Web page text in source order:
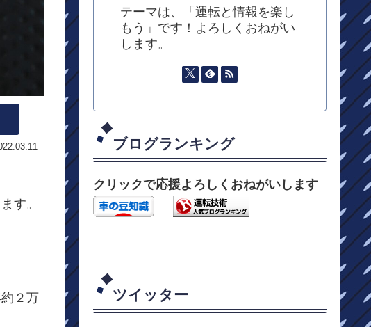
す。
２万
テーマは、「運転と情報を楽し
もう」です！よろしくおねがい
します。
ブログランキング
クリックで応援よろしくおねがいします
ツイッター